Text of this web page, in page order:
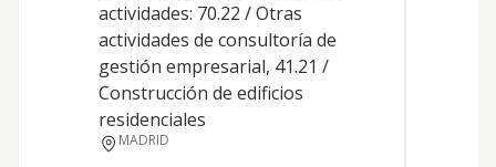
actividades: 70.22 / Otras
actividades de consultoría de
gestión empresarial, 41.21 /
Construcción de edificios
residenciales
MADRID